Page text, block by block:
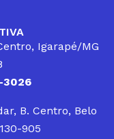
Igarapé/MG
3026
B. Centro, Belo
905